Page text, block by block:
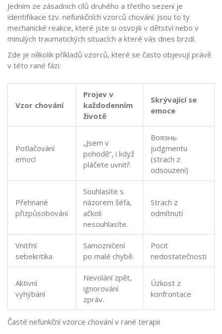
Jedním ze zásadních cílů druhého a třetího sezení je
identifikace tzv. nefunkčních vzorců chování. Jsou to ty
mechanické reakce, které jste si osvojili v dětství nebo v
minulých traumatických situacích a které vás dnes brzdí.
Zde je několik příkladů vzorců, které se často objevují právě
v této rané fázi:
Časté nefunkční vzorce chování v rané terapii
Vzor chování
Projev v
každodenním
životě
Skrývající se
emoce
Potlačování
emocí
„Jsem v
pohodě“, i když
pláčete uvnitř.
Bоязнь
judgmentu
(strach z
odsouzení)
Přehnané
přizpůsobování
Souhlasíte s
názorem šéfa,
ačkoli
nesouhlasíte.
Strach z
odmítnutí
Vnitřní
sebekritika
Samozničení
po malé chybě.
Pocit
nedostatečnosti
Aktivní
vyhýbání
Nevolání zpět,
ignorování
zpráv.
Úzkost z
konfrontace